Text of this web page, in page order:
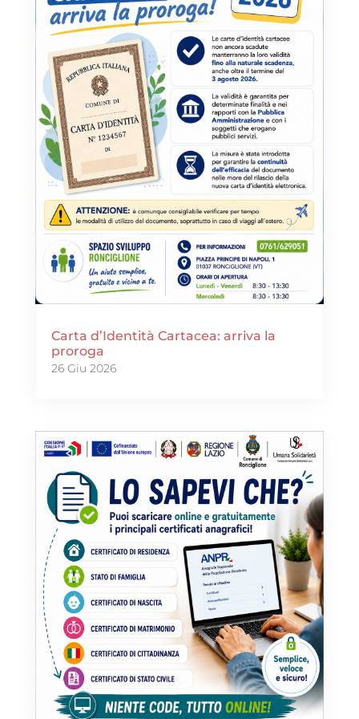
Carta d’Identità Cartacea: arriva la
proroga
26 Giu 2026